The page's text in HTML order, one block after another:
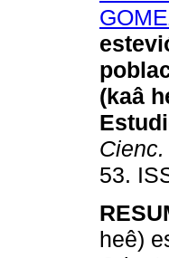
(kaâ
53.
heê)